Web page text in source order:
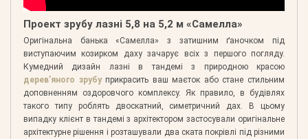
Проект зрубу лазні 5,8 на 5,2 м «Самелла»
Оригінальна банька «Самелла» з затишним ґаночком під
виступаючим козирком даху зачарує всіх з першого погляду.
Кумедний дизайн лазні в тандемі з природною красою
дерев’яного зрубуприкрасить ваш маєток або стане стильним
доповненням оздоровчого комплексу. Як правило, в будівлях
такого типу роблять двоскатний, симетричний дах. В цьому
випадку клієнт в тандемі з архітектором застосували оригінальне
архітектурне рішення і розташували два ската покрівлі під різними